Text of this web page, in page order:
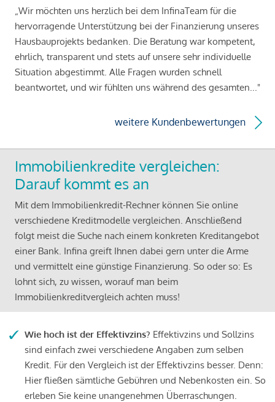
„Wir möchten uns herzlich bei dem InfinaTeam für die
hervorragende Unterstützung bei der Finanzierung unseres
Hausbauprojekts bedanken. Die Beratung war kompetent,
ehrlich, transparent und stets auf unsere sehr individuelle
Situation abgestimmt. Alle Fragen wurden schnell
beantwortet, und wir fühlten uns während des gesamten..."
weitere Kundenbewertungen
Immobilienkredite vergleichen:
Darauf kommt es an
Mit dem Immobilienkredit-Rechner können Sie online
verschiedene Kreditmodelle vergleichen. Anschließend
folgt meist die Suche nach einem konkreten Kreditangebot
einer Bank. Infina greift Ihnen dabei gern unter die Arme
und vermittelt eine günstige Finanzierung. So oder so: Es
lohnt sich, zu wissen, worauf man beim
Immobilienkreditvergleich achten muss!
Wie hoch ist der Effektivzins? Effektivzins und Sollzins
sind einfach zwei verschiedene Angaben zum selben
Kredit. Für den Vergleich ist der Effektivzins besser. Denn:
Hier fließen sämtliche Gebühren und Nebenkosten ein. So
erleben Sie keine unangenehmen Überraschungen.